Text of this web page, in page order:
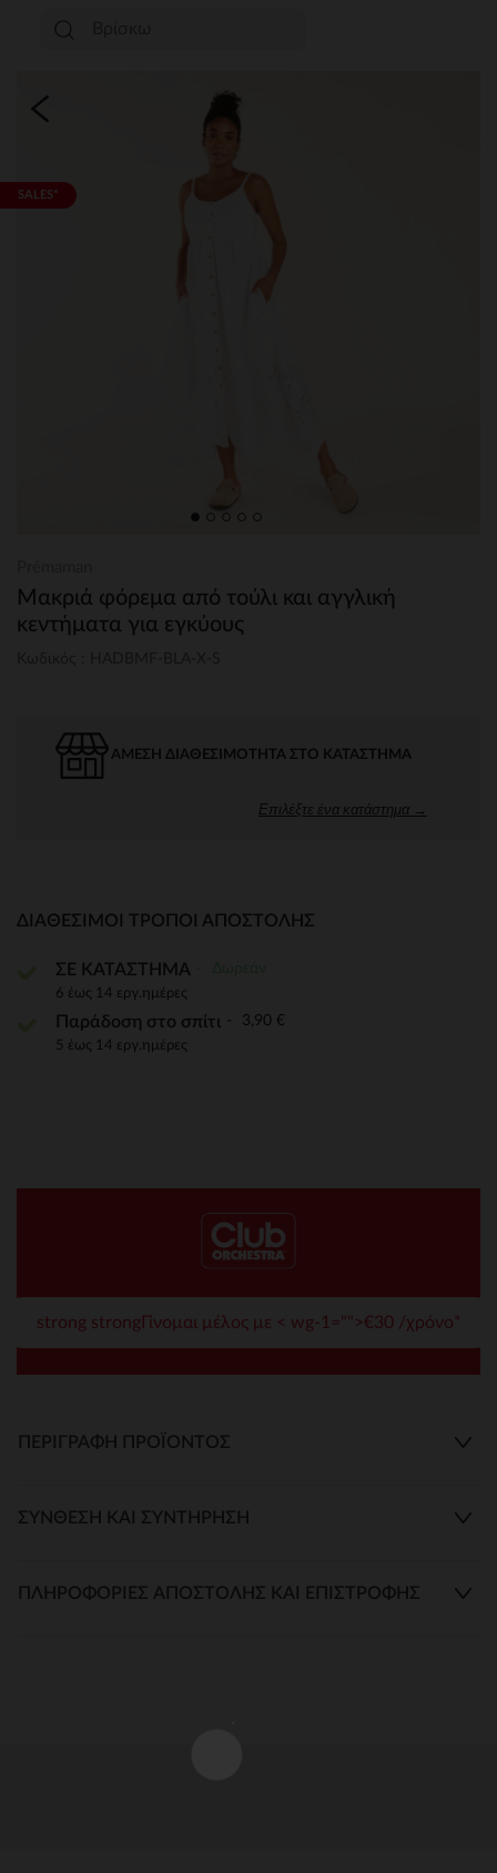
SALES*
Μακριά φόρεμα από τούλι και αγγλική
κεντήματα για εγκύους
ΆΜΕΣΗ ΔΙΑΘΕΣΙΜΌΤΗΤΑ ΣΤΟ ΚΑΤΆΣΤΗΜΑ
Επιλέξτε ένα κατάστημα →
ΔΙΑΘΈΣΙΜΟΙ ΤΡΌΠΟΙ ΑΠΟΣΤΟΛΉΣ
ΣΕ ΚΑΤΑΣΤΗΜΑ
6 έως 14 εργ.ημέρες
Παράδοση στο σπίτι 3,90 €
5 έως 14 εργ.ημέρες
strong strongΓίνομαι μέλος με < wg-1="">€30 /χρόνο*
ΠΕΡΙΓΡΑΦΉ ΠΡΟΪΌΝΤΟΣ
ΣΎΝΘΕΣΗ ΚΑΙ ΣΥΝΤΉΡΗΣΗ
ΠΛΗΡΟΦΟΡΊΕΣ ΑΠΟΣΤΟΛΉΣ ΚΑΙ ΕΠΙΣΤΡΟΦΉΣ